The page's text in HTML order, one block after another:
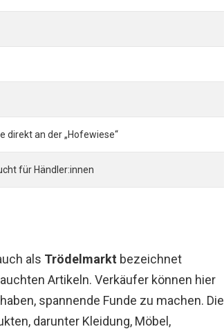
direkt an der „Hofewiese“
für Händler:innen
als Trödelmarkt bezeichnet
Artikeln. Verkäufer können hier
spannende Funde zu machen. Die
darunter Kleidung, Möbel,